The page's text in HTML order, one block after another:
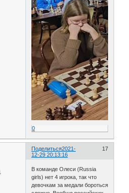
0
Поделиться 17
2021-
12-29 20:13:16
В команде Олеси (Russia
girls) нет 4 игрока, так что
девочкам за медали бороться